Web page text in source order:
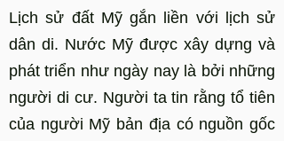
Lịch sử đất Mỹ gắn liền với lịch sử
dân di. Nước Mỹ được xây dựng và
phát triển như ngày nay là bởi những
người di cư. Người ta tin rằng tổ tiên
của người Mỹ bản địa có nguồn gốc